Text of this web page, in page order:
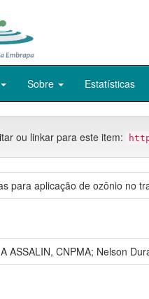
Sobre Estatísticas
ou linkar para este item:
para aplicação de ozônio no
ASSALIN, CNPMA; Nelson